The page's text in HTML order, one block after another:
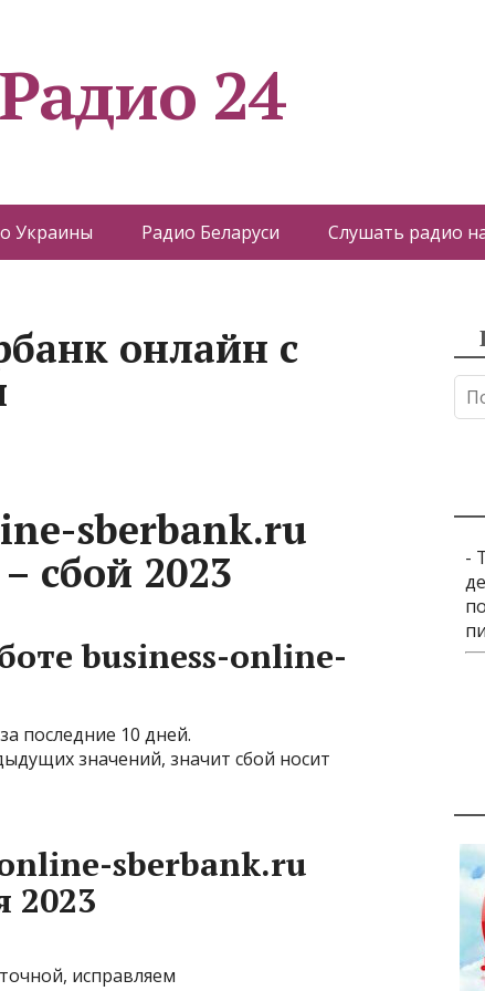
24
Украины Радио Беларуси Слушать радио
онлайн с
sberbank.ru
cбой 2023
business-online-
последние 10 дней.
значений, значит сбой носит
sberbank.ru
2023
исправляем
-